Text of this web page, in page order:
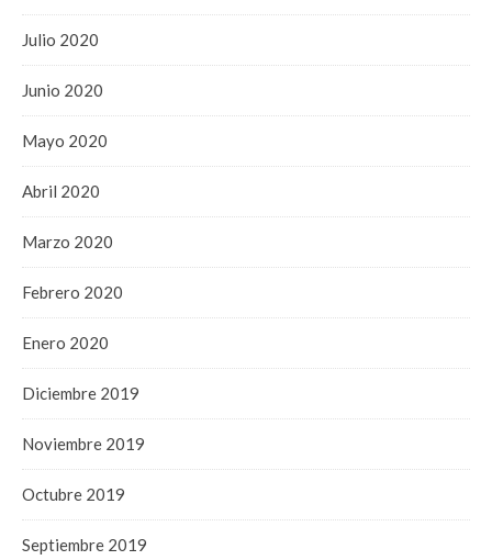
Julio 2020
Junio 2020
Mayo 2020
Abril 2020
Marzo 2020
Febrero 2020
Enero 2020
Diciembre 2019
Noviembre 2019
Octubre 2019
Septiembre 2019